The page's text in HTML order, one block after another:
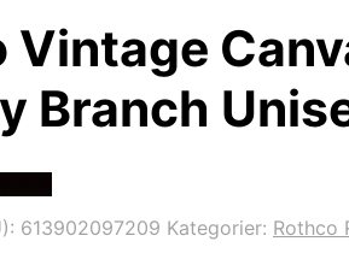
Vintage
Branch
613902097209 Kategorier: Rothco